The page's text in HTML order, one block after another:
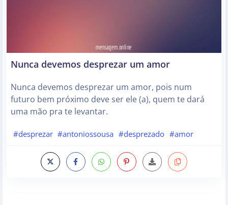
Nunca devemos desprezar um amor
Nunca devemos desprezar um amor, pois num
futuro bem próximo deve ser ele (a), quem te dará
uma mão pra te levantar.
#desprezar #antoniossousa #desprezado #amor